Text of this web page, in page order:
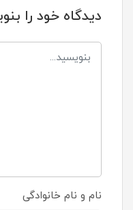
دیدگاه خود را
نام و نام خانوادگی